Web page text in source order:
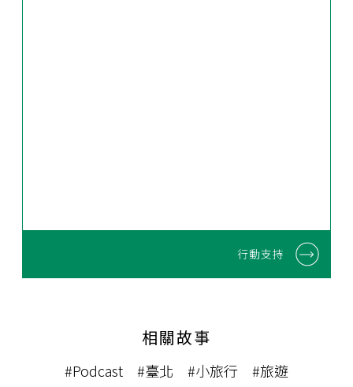
行動支持
相關故事
#Podcast #臺北 #小旅行 #旅遊